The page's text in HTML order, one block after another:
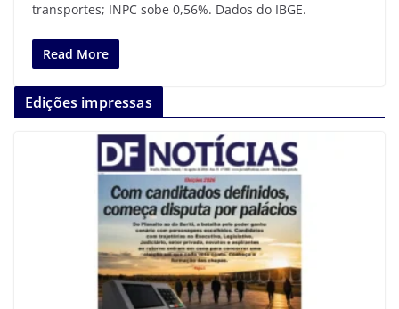
transportes; INPC sobe 0,56%. Dados do IBGE.
Read More
Edições impressas